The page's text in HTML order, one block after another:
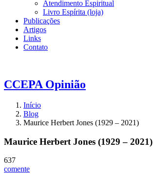
Atendimento Espiritual
Livro Espírita (loja)
Publicações
Artigos
Links
Contato
CCEPA Opinião
Início
Blog
Maurice Herbert Jones (1929 – 2021)
Maurice Herbert Jones (1929 – 2021)
637
comente